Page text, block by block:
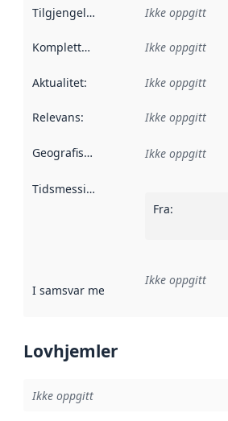
Tilgjengelighet Ikke oppgitt
Kompletthet Ikke oppgitt
Aktualitet: Ikke oppgitt
Relevans: Ikke oppgitt
Geografisk avgrensning :
Ikke oppgitt
Tidsmessig avgrensning
Fra:
I samsvar med Referanse til en
Ikke oppgitt
Lovhjemler
Ikke oppgitt